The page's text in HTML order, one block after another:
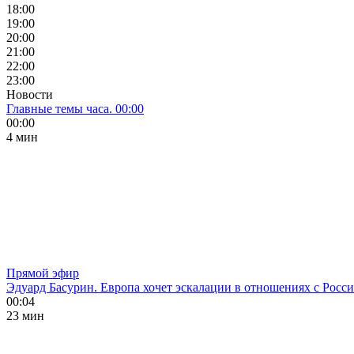
18:00
19:00
20:00
21:00
22:00
23:00
Новости
Главные темы часа. 00:00
00:00
4 мин
Прямой эфир
Эдуард Басурин. Европа хочет эскалации в отношениях с
00:04
23 мин